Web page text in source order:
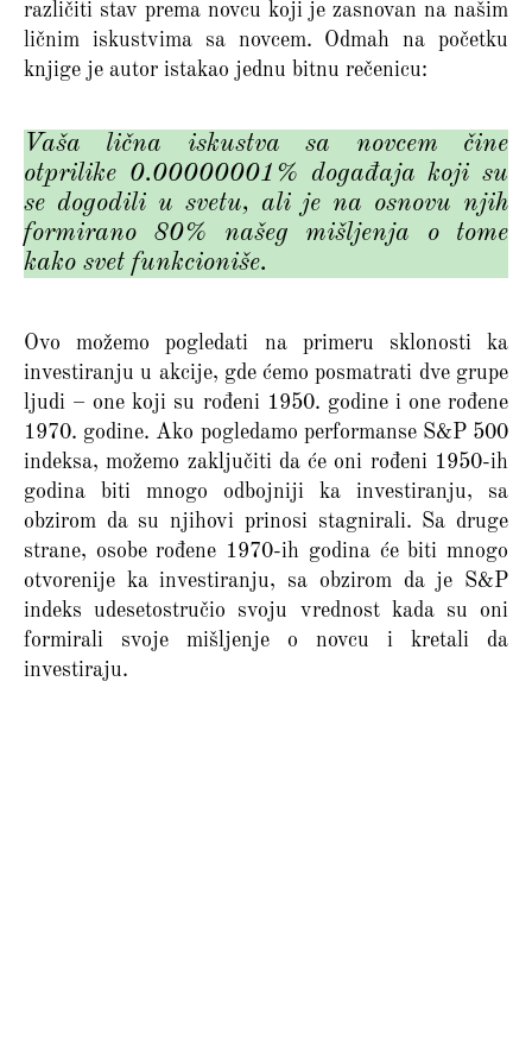
različiti stav prema novcu koji je zasnovan na našim
ličnim iskustvima sa novcem. Odmah na početku
knjige je autor istakao jednu bitnu rečenicu:
Vaša lična iskustva sa novcem čine
otprilike 0.00000001% događaja koji su
se dogodili u svetu, ali je na osnovu njih
formirano 80% našeg mišljenja o tome
kako svet funkcioniše.
Ovo možemo pogledati na primeru sklonosti ka
investiranju u akcije, gde ćemo posmatrati dve grupe
ljudi – one koji su rođeni 1950. godine i one rođene
1970. godine. Ako pogledamo performanse S&P 500
indeksa, možemo zaključiti da će oni rođeni 1950-ih
godina biti mnogo odbojniji ka investiranju, sa
obzirom da su njihovi prinosi stagnirali. Sa druge
strane, osobe rođene 1970-ih godina će biti mnogo
otvorenije ka investiranju, sa obzirom da je S&P
indeks udesetostručio svoju vrednost kada su oni
formirali svoje mišljenje o novcu i kretali da
investiraju.